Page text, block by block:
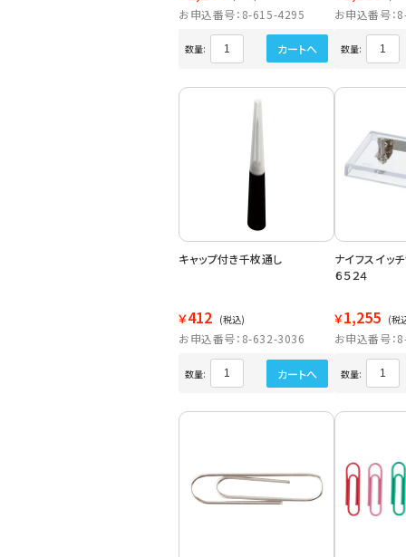
お申込番号：8-615-4295
数量: カートへ
お申込番号
数量:
キャップ付き千枚通し
￥412 (税込)
お申込番号：8-632-3036
数量: カートへ
ナイフスイ
６５２４
￥1,255 (税
お申込番号
数量: